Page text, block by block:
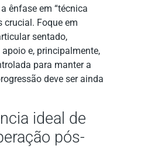
ênfase em “técnica
crucial. Foque em
sentado,
e, principalmente,
para manter a
deve ser ainda
ideal de
pós-